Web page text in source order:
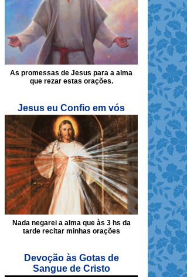
As promessas de Jesus para a alma
que rezar estas orações.
Jesus eu Confio em vós
Nada negarei a alma que às 3 hs da
tarde recitar minhas orações
Devoção às Gotas de
Sangue de Cristo